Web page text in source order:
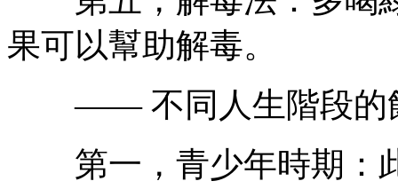
果可以幫助解毒。
—— 不同人生階段的
第一，青少年時期：